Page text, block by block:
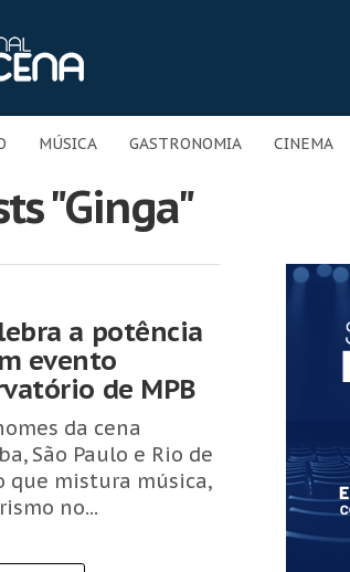
MÚSICA GASTRONOMIA CINEMA
"Ginga"
a potência
evento
de MPB
da cena
São Paulo e Rio de
que mistura música,
no...